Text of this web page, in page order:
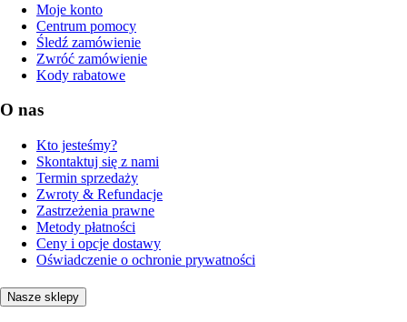
Moje konto
Centrum pomocy
Śledź zamówienie
Zwróć zamówienie
Kody rabatowe
O nas
Kto jesteśmy?
Skontaktuj się z nami
Termin sprzedaży
Zwroty & Refundacje
Zastrzeżenia prawne
Metody płatności
Ceny i opcje dostawy
Oświadczenie o ochronie prywatności
Nasze sklepy